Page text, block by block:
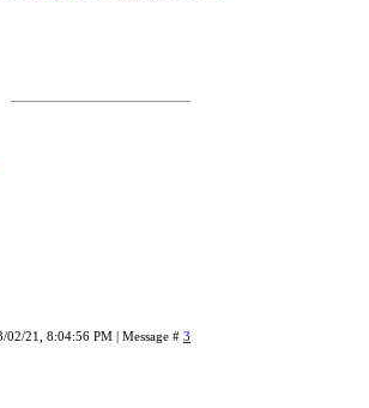
02/21, 8:04:56 PM | Message # 3